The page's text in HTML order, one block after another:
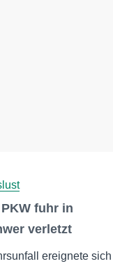
fuhr in
verletzt
ereignete sich